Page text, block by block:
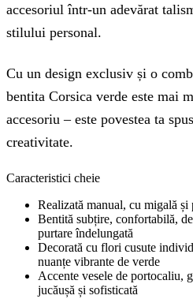
accesoriul într-un adevărat
stilului personal.
Cu un design exclusiv și o
bentita Corsica verde este mai
accesoriu – este povestea ta
creativitate.
Caracteristici cheie
Realizată manual, cu migală și
Bentită subțire, confortabilă,
purtare îndelungată
Decorată cu flori cusute
nuanțe vibrante de verde
Accente vesele de portocaliu,
jucăușă și sofisticată